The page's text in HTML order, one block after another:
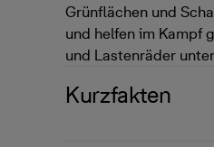
Grünflächen und
und helfen im Kampf
und Lastenräder
Kurzfakten